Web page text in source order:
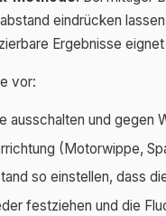
eindrücken
Ergebnisse
vor:
ausschalten und gegen
(Motorwippe,
so einstellen, dass
festziehen und die